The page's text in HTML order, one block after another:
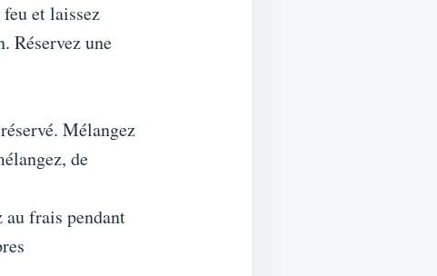
et laissez
Réservez une
Mélangez
de
au frais pendant